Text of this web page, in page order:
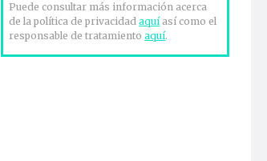
Puede consultar más información acerca
de la política de privacidadaquíasí como el
responsable de tratamientoaquí.